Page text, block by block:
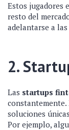
Estos jugadores
resto del
adelantarse a
2.
Las startups
constantemente.
soluciones
Por ejemplo,